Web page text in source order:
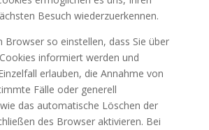
Besuch wiederzuerkennen.
Browser so einstellen, dass Sie über
informiert werden und
erlauben, die Annahme von
Fälle oder generell
das automatische Löschen der
des Browser aktivieren. Bei